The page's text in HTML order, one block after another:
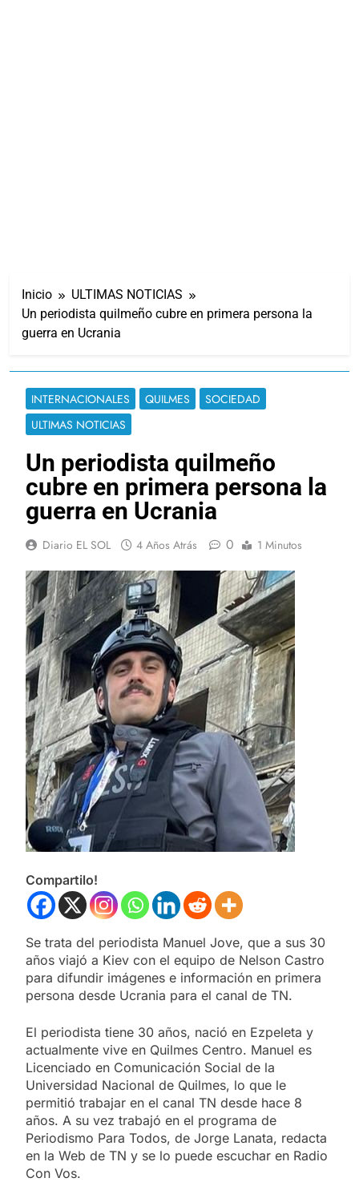
Inicio
ULTIMAS NOTICIAS
Un periodista quilmeño cubre en primera persona la
guerra en Ucrania
INTERNACIONALES QUILMES
SOCIEDAD
ULTIMAS NOTICIAS
Un periodista quilmeño
cubre en primera persona la
guerra en Ucrania
Diario EL SOL 4 Años Atrás 0 1 Minutos
Compartilo!
Se trata del periodista Manuel Jove, que a sus 30
años viajó a Kiev con el equipo de Nelson Castro
para difundir imágenes e información en primera
persona desde Ucrania para el canal de TN.
El periodista tiene 30 años, nació en Ezpeleta y
actualmente vive en Quilmes Centro. Manuel es
Licenciado en Comunicación Social de la
Universidad Nacional de Quilmes, lo que le
permitió trabajar en el canal TN desde hace 8
años. A su vez trabajó en el programa de
Periodismo Para Todos, de Jorge Lanata, redacta
en la Web de TN y se lo puede escuchar en Radio
Con Vos.